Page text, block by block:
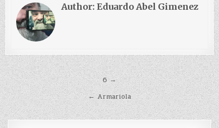
Author:Eduardo Abel Gimenez
Navegación
de
entradas
6 →
← Armariola